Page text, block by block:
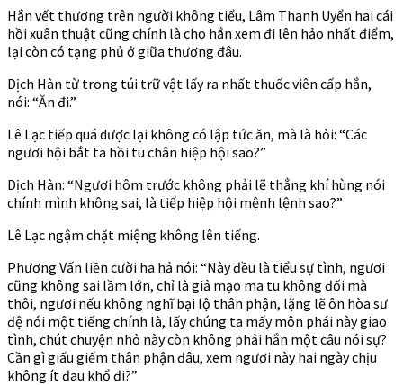
Hắn vết thương trên người không tiểu, Lâm Thanh Uyển hai cái
hồi xuân thuật cũng chính là cho hắn xem đi lên hảo nhất điểm,
lại còn có tạng phủ ở giữa thương đâu.
Dịch Hàn từ trong túi trữ vật lấy ra nhất thuốc viên cấp hắn,
nói: “Ăn đi.”
Lê Lạc tiếp quá dược lại không có lập tức ăn, mà là hỏi: “Các
ngươi hội bắt ta hồi tu chân hiệp hội sao?”
Dịch Hàn: “Ngươi hôm trước không phải lẽ thẳng khí hùng nói
chính mình không sai, là tiếp hiệp hội mệnh lệnh sao?”
Lê Lạc ngậm chặt miệng không lên tiếng.
Phương Vấn liền cười ha hả nói: “Này đều là tiểu sự tình, ngươi
cũng không sai lầm lớn, chỉ là giả mạo ma tu không đối mà
thôi, ngươi nếu không nghĩ bại lộ thân phận, lặng lẽ ôn hòa sư
đệ nói một tiếng chính là, lấy chúng ta mấy môn phái này giao
tình, chút chuyện nhỏ này còn không phải hắn một câu nói sự?
Cần gì giấu giếm thân phận đâu, xem ngươi này hai ngày chịu
không ít đau khổ đi?”